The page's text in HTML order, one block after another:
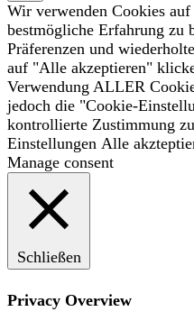
Wir verwenden Cookies
bestmögliche Erfahrung zu
Präferenzen und
auf "Alle akzeptieren"
Verwendung ALLER
jedoch die "Cookie-
kontrollierte Zustimmung
Einstellungen Alle
Manage consent
Schließen
Privacy Overview